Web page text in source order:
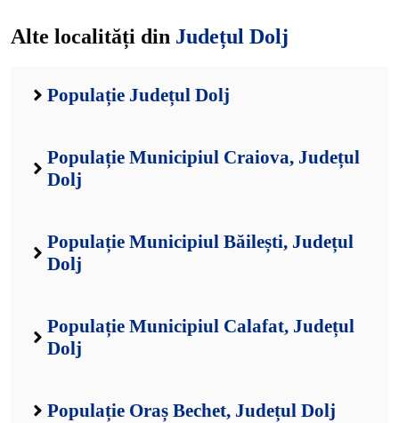
Alte localități din Județul Dolj
Populație Județul Dolj
Populație Municipiul Craiova, Județul
Dolj
Populație Municipiul Băilești, Județul
Dolj
Populație Municipiul Calafat, Județul
Dolj
Populație Oraș Bechet, Județul Dolj